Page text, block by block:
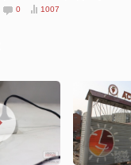
0 1007